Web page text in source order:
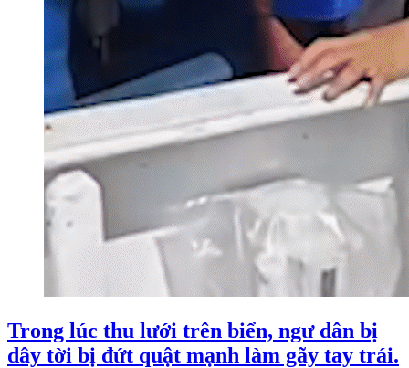
Trong lúc thu lưới trên biển, ngư dân bị
dây tời bị đứt quật mạnh làm gãy tay trái.